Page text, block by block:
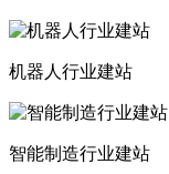
机器人行业建站
智能制造行业建站